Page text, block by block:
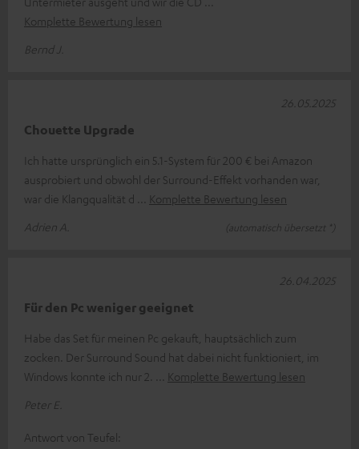
Komplette Bewertung lesen
Bernd J.
Chouette Upgrade
Ich hatte ursprünglich ein 5.1-System für 200 € bei Amazon
ausprobiert und obwohl der Surround-Effekt vorhanden war,
war die Klangqualität d
Komplette Bewertung lesen
Adrien A.
(automatisch übersetzt *)
26.05.2025
Für den Pc weniger geeignet
Habe das Set für meinen Pc gekauft, hauptsächlich zum
zocken. Der Surround Sound hat dabei nicht funktioniert, im
Windows konnte ich nur 2.
Komplette Bewertung lesen
Peter E.
26.04.2025
Antwort von Teufel: